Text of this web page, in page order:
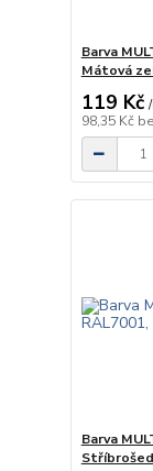
Barva
Mátová
119 Kč /
98,35 Kč
Barva